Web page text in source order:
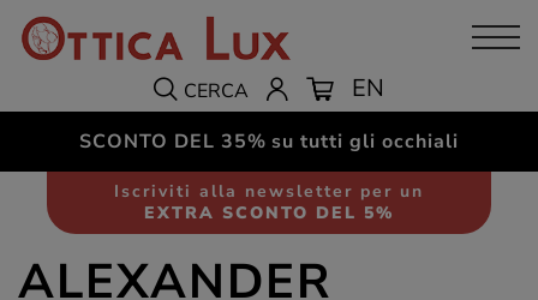
CERCA EN
SCONTO DEL 35% su tutti gli occhiali
Iscriviti alla newsletter per un
EXTRA SCONTO DEL 5%
Occhiali da sole Unisex
ALEXANDER